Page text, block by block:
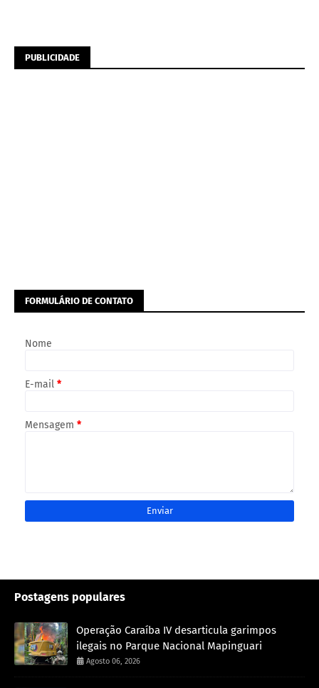
PUBLICIDADE
FORMULÁRIO DE CONTATO
Nome
E-mail *
Mensagem *
Postagens populares
Operação Caraíba IV desarticula garimpos
ilegais no Parque Nacional Mapinguari
Agosto 06, 2026